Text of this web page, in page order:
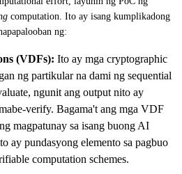
computation. Ito ay isang kumplikadong
ng:
(VDFs): Ito ay mga cryptographic
ng partikular na dami ng sequential
ngunit ang output nito ay
verify. Bagama't ang mga VDF
magpatunay sa isang buong AI
ay pundasyong elemento sa pagbuo
computation schemes.